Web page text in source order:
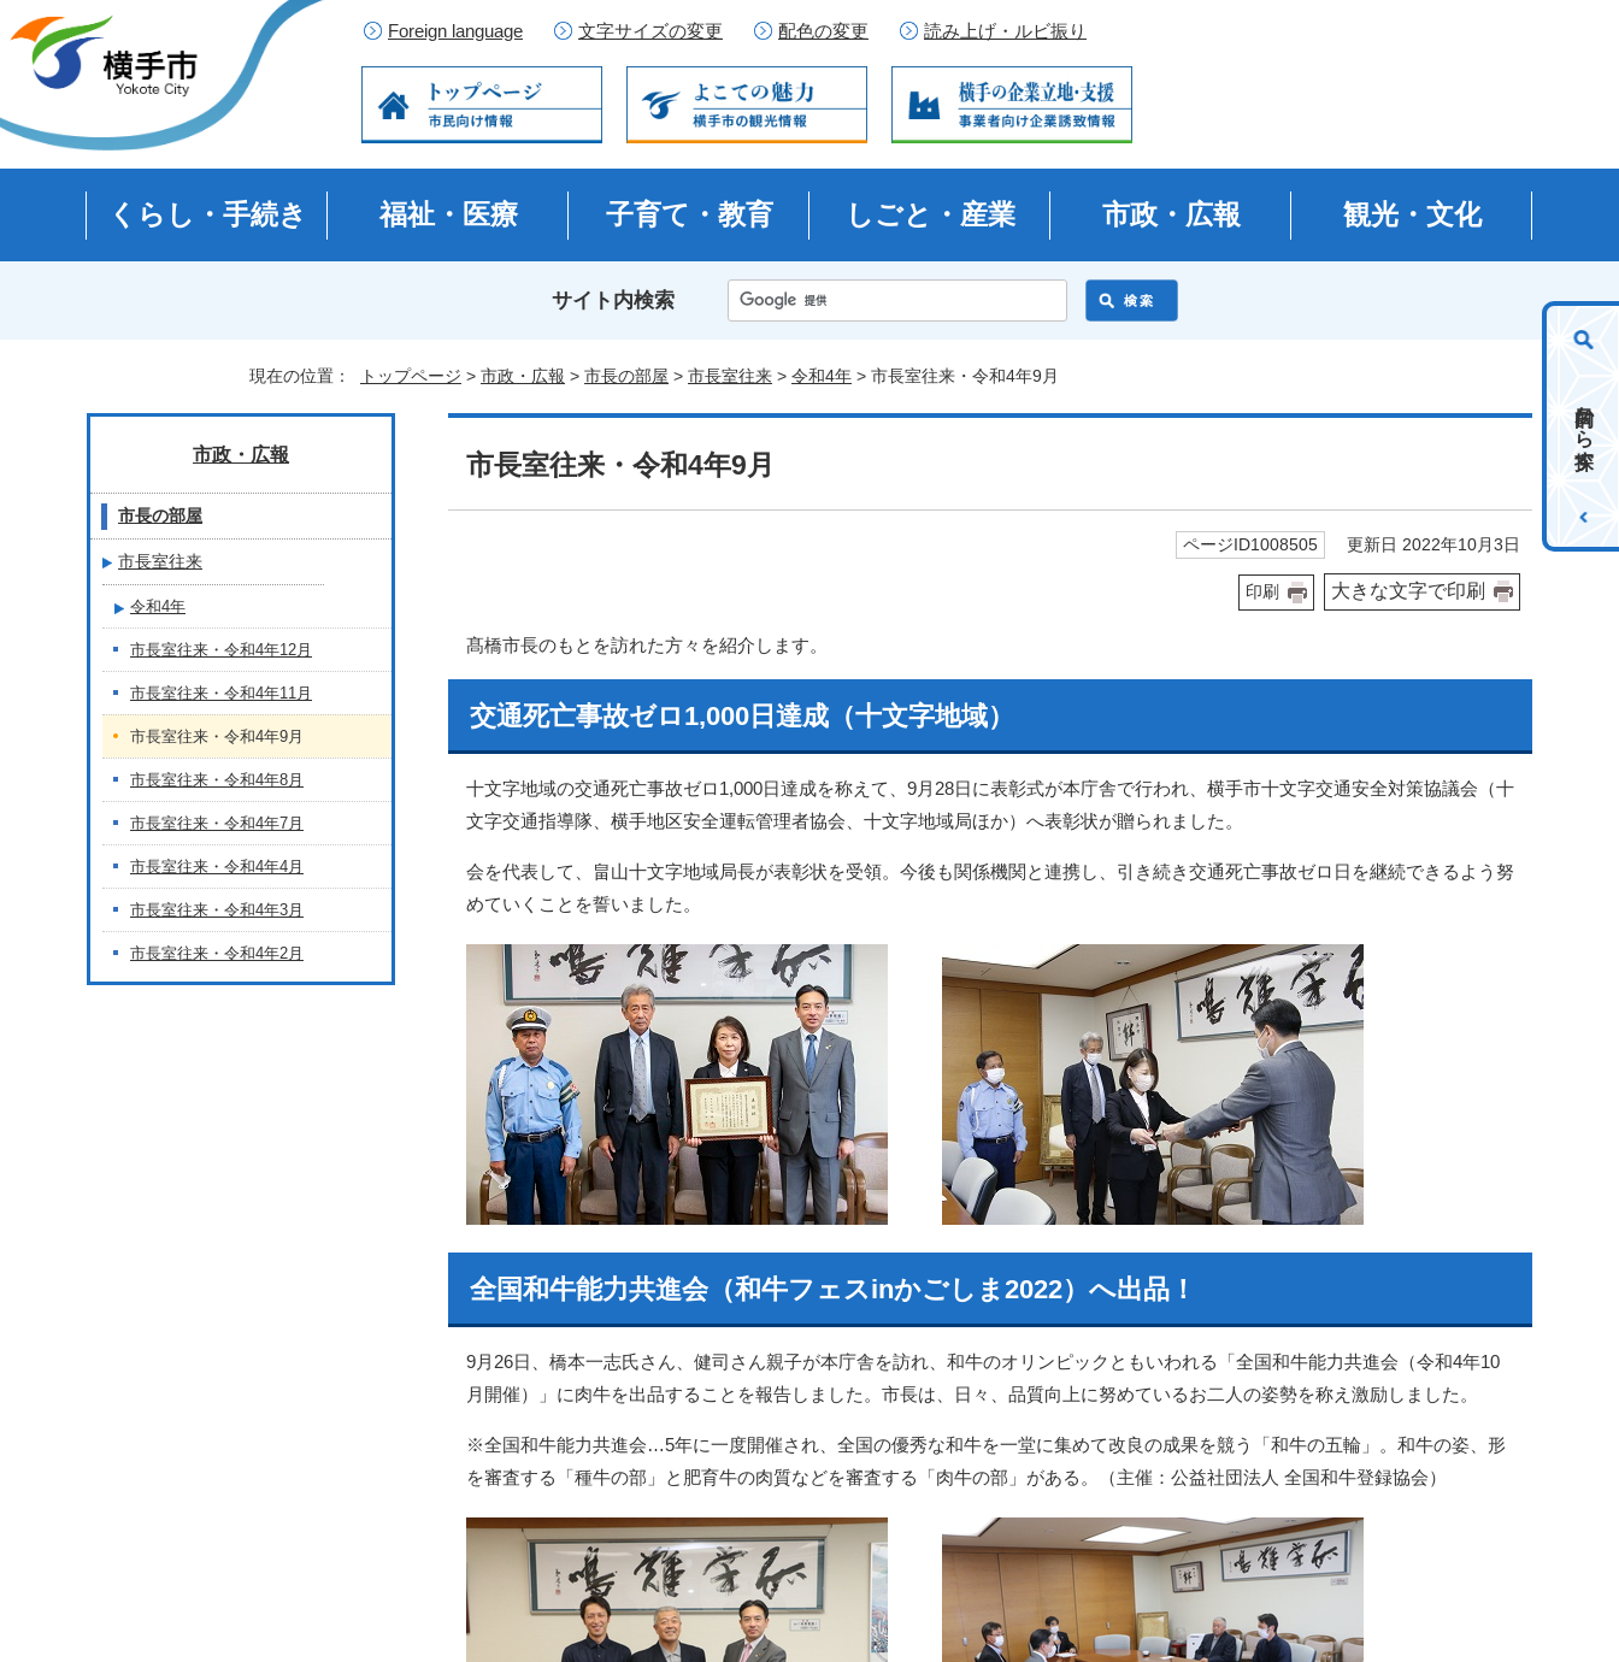
Foreign language 文字サイズの変更 配色の変更 読み上げ・ルビ振り
くらし・手続き 福祉・医療 子育て・教育 しごと・産業 市政・広報 観光・文化
サイト内検索
目的から探す
現在の位置： トップページ > 市政・広報 > 市長の部屋 > 市長室往来 > 令和4年 > 市長室往来・令和4年9月
市長室往来・令和4年9月
ページID1008505 更新日 2022年10月3日
印刷 大きな文字で印刷
髙橋市長のもとを訪れた方々を紹介します。
交通死亡事故ゼロ1,000日達成（十文字地域）
十文字地域の交通死亡事故ゼロ1,000日達成を称えて、9月28日に表彰式が本庁舎で行われ、横手市十文字交通安全対策協議会（十
文字交通指導隊、横手地区安全運転管理者協会、十文字地域局ほか）へ表彰状が贈られました。
会を代表して、畠山十文字地域局長が表彰状を受領。今後も関係機関と連携し、引き続き交通死亡事故ゼロ日を継続できるよう努
めていくことを誓いました。
全国和牛能力共進会（和牛フェスinかごしま2022）へ出品！
9月26日、橋本一志氏さん、健司さん親子が本庁舎を訪れ、和牛のオリンピックともいわれる「全国和牛能力共進会（令和4年10
月開催）」に肉牛を出品することを報告しました。市長は、日々、品質向上に努めているお二人の姿勢を称え激励しました。
※全国和牛能力共進会…5年に一度開催され、全国の優秀な和牛を一堂に集めて改良の成果を競う「和牛の五輪」。和牛の姿、形
を審査する「種牛の部」と肥育牛の肉質などを審査する「肉牛の部」がある。（主催：公益社団法人 全国和牛登録協会）
市政・広報
市長の部屋
市長室往来
令和4年
市長室往来・令和4年12月
市長室往来・令和4年11月
市長室往来・令和4年9月
市長室往来・令和4年8月
市長室往来・令和4年7月
市長室往来・令和4年4月
市長室往来・令和4年3月
市長室往来・令和4年2月